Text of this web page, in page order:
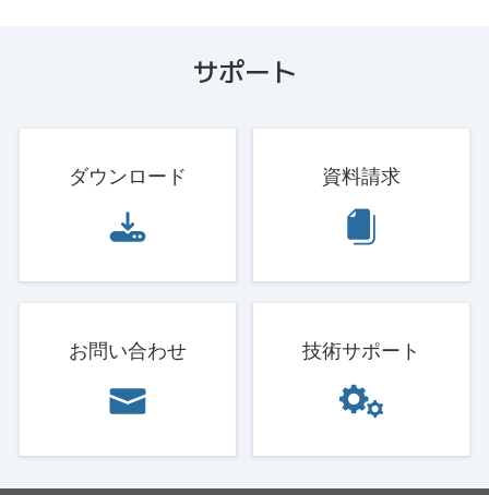
サポート
ダウンロード 資料請求
お問い合わせ 技術サポート